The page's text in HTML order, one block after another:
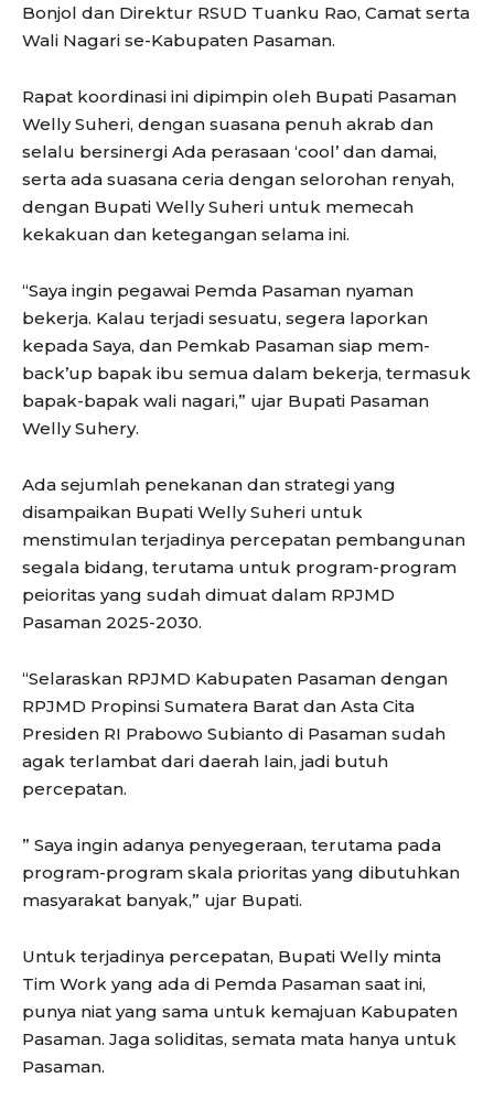
Bonjol dan Direktur RSUD Tuanku Rao, Camat serta
Wali Nagari se-Kabupaten Pasaman.
Rapat koordinasi ini dipimpin oleh Bupati Pasaman
Welly Suheri, dengan suasana penuh akrab dan
selalu bersinergi Ada perasaan ‘cool’ dan damai,
serta ada suasana ceria dengan selorohan renyah,
dengan Bupati Welly Suheri untuk memecah
kekakuan dan ketegangan selama ini.
“Saya ingin pegawai Pemda Pasaman nyaman
bekerja. Kalau terjadi sesuatu, segera laporkan
kepada Saya, dan Pemkab Pasaman siap mem-
back’up bapak ibu semua dalam bekerja, termasuk
bapak-bapak wali nagari,” ujar Bupati Pasaman
Welly Suhery.
Ada sejumlah penekanan dan strategi yang
disampaikan Bupati Welly Suheri untuk
menstimulan terjadinya percepatan pembangunan
segala bidang, terutama untuk program-program
peioritas yang sudah dimuat dalam RPJMD
Pasaman 2025-2030.
“Selaraskan RPJMD Kabupaten Pasaman dengan
RPJMD Propinsi Sumatera Barat dan Asta Cita
Presiden RI Prabowo Subianto di Pasaman sudah
agak terlambat dari daerah lain, jadi butuh
percepatan.
” Saya ingin adanya penyegeraan, terutama pada
program-program skala prioritas yang dibutuhkan
masyarakat banyak,” ujar Bupati.
Untuk terjadinya percepatan, Bupati Welly minta
Tim Work yang ada di Pemda Pasaman saat ini,
punya niat yang sama untuk kemajuan Kabupaten
Pasaman. Jaga soliditas, semata mata hanya untuk
Pasaman.